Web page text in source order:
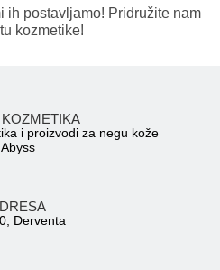
ih postavljamo! Pridružite nam
kozmetike!
i proizvodi za negu kože
Abyss
Derventa